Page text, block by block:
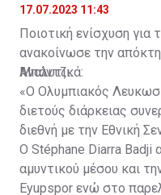
17.07.2023 11:43
Ποιοτική ενίσχυση
ανακοίνωσε την
Μπάντζι.
Αναλυτικά:
«Ο Ολυμπιακός
διετούς διάρκειας
διεθνή με την Εθνική
Ο Stéphane Diarra Badji
αμυντικού μέσου και
Eyupspor ενώ στο